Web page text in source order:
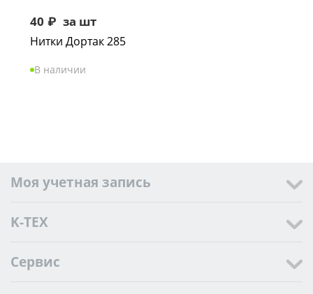
40 ₽ за шт
Нитки Дортак 285
В наличии
Моя учетная запись
K-TEX
Сервис